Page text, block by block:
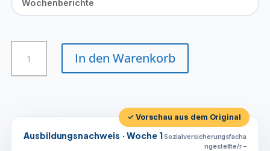
Sozialversicherungsfachangestellte/r
Rentenversicherung
In den Warenkorb
✓ Vorschau aus dem Original
Ausbildungsnachweis · Woche 1Sozialversicherungsfacha
ngestellte/r –